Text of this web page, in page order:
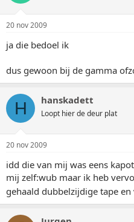
20 nov 2009
ja die bedoel ik
dus gewoon bij de gamma
H hanskadett
Loopt hier de deur plat
20 nov 2009
idd die van mij was eens
mij zelf:wub maar ik heb
gehaald dubbelzijdige tape